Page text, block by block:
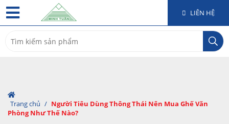
LIÊN HỆ
for:
Trang chủ / Người Tiêu Dùng Thông Thái Nên Mua Ghế Văn
Phòng Như Thế Nào?